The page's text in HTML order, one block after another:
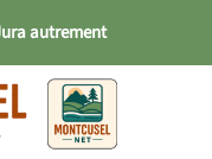
autrement